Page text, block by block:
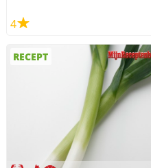
4
RECEPT